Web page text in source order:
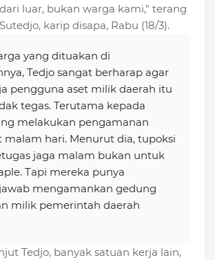
luar, bukan warga kami," terang
karip disapa, Rabu (18/3).
yang dituakan di
Tedjo sangat berharap agar
pengguna aset milik daerah itu
tegas. Terutama kepada
melakukan pengamanan
malam hari. Menurut dia, tupoksi
jaga malam bukan untuk
Tapi mereka punya
mengamankan gedung
milik pemerintah daerah
Tedjo, banyak satuan kerja lain,